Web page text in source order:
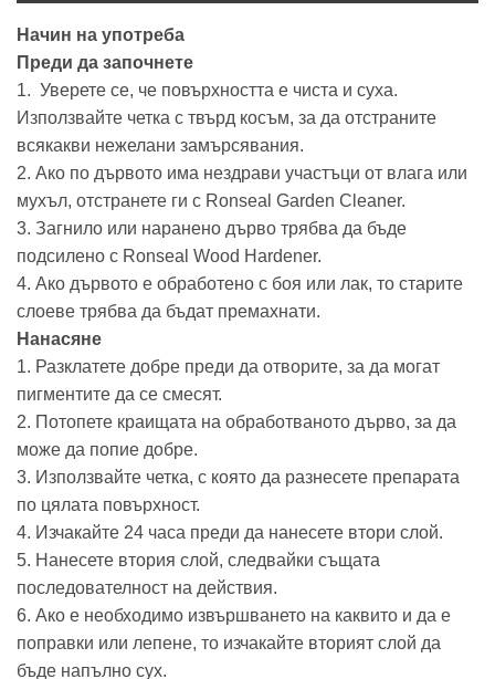
Начин на употреба
Преди да започнете
1. Уверете се, че повърхността е чиста и суха.
Използвайте четка с твърд косъм, за да отстраните
всякакви нежелани замърсявания.
2. Ако по дървото има нездрави участъци от влага или
мухъл, отстранете ги с Ronseal Garden Cleaner.
3. Загнило или наранено дърво трябва да бъде
подсилено с Ronseal Wood Hardener.
4. Ако дървото е обработено с боя или лак, то старите
слоеве трябва да бъдат премахнати.
Нанасяне
1. Разклатете добре преди да отворите, за да могат
пигментите да се смесят.
2. Потопете краищата на обработваното дърво, за да
може да попие добре.
3. Използвайте четка, с която да разнесете препарата
по цялата повърхност.
4. Изчакайте 24 часа преди да нанесете втори слой.
5. Нанесете втория слой, следвайки същата
последователност на действия.
6. Ако е необходимо извършването на каквито и да е
поправки или лепене, то изчакайте вторият слой да
бъде напълно сух.